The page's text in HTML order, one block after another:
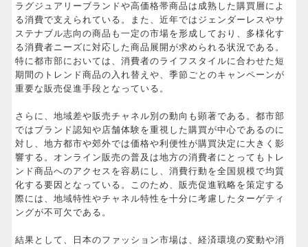
ラグジュアリーブランドや高価格帯商品は成熟した購買層によ
る消費で支えられている。また、近年ではジェンダーレスやサ
ステナブル志向の商品も一定の市場を形成しており、多様化す
る消費者ニーズに対応した商品展開が求められる状況である。
特に都市部においては、消費者のライフスタイルに合わせた短
期間のトレンド商品の入れ替えや、季節ごとのキャンペーンが
重要な販売促進手段となっている。
さらに、地域差や販売チャネル別の動向も顕著である。都市部
ではブランド認知や店舗体験を重視した購買が中心であるのに
対し、地方都市や郊外では価格や利便性が購買決定に大きく影
響する。オンライン販売の普及は地方の消費者にとってもトレ
ンド商品へのアクセスを容易にし、消費行動を全国規模で均質
化する要因となっている。このため、販売促進戦略を策定する
際には、地域特性やチャネル特性を十分に考慮したターゲティ
ングが不可欠である。
結果として、日本のファッション市場は、経済環境の変動や消